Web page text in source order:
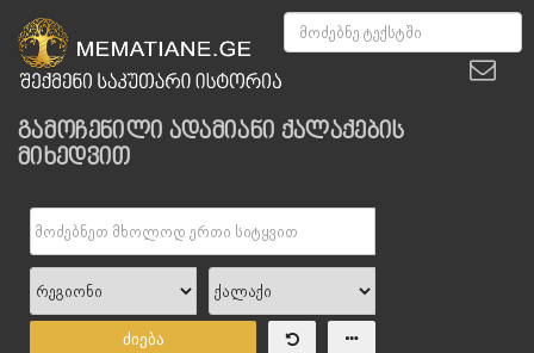
გამოჩენილი ადამიანი ქალაქების
მიხედვით
ძიება